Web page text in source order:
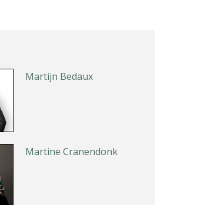
Martijn Bedaux
Martine Cranendonk